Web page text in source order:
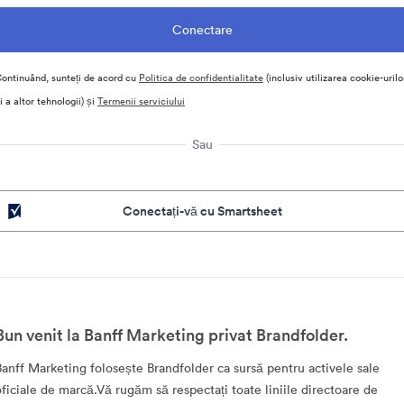
sunteți de acord cu Politica de confidentialitate(inclusiv utilizarea cookie-
a altor tehnologii) și Termenii serviciului
Sau
Conectați-vă cu Smartsheet
venit la Banff Marketing privat Brandfolder.
Marketing folosește Brandfolder ca sursă pentru activele sale
de marcă.Vă rugăm să respectați toate liniile directoare de